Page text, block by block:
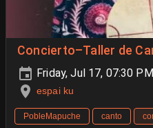
Concierto–Taller de
Friday, Jul 17, 07:30
espai ku
PobleMapuche canto